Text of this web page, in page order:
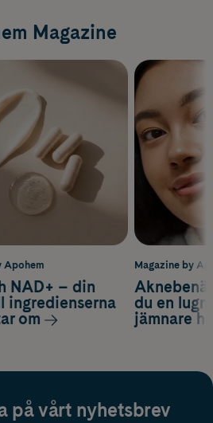
Magazine
Magazine by
du en
jämnare
Apohem
NAD+ – din
ingredienserna
om
på vårt nyhetsbrev